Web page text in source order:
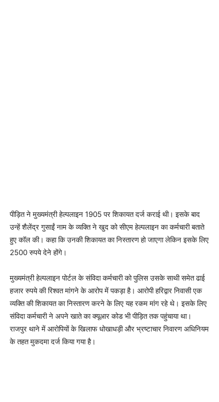
पीड़ित ने मुख्यमंत्री हेल्पलाइन 1905 पर शिकायत दर्ज कराई थी। इसके बाद
उन्हें शैलेंद्र गुसाईं नाम के व्यक्ति ने खुद को सीएम हेल्पलाइन का कर्मचारी बताते
हुए कॉल की। कहा कि उनकी शिकायत का निस्तारण हो जाएगा लेकिन इसके लिए
2500 रुपये देने होंगे।
मुख्यमंत्री हेल्पलाइन पोर्टल के संविदा कर्मचारी को पुलिस उसके साथी समेत ढाई
हजार रुपये की रिश्वत मांगने के आरोप में पकड़ा है। आरोपी हरिद्वार निवासी एक
व्यक्ति की शिकायत का निस्तारण करने के लिए यह रकम मांग रहे थे। इसके लिए
संविदा कर्मचारी ने अपने खाते का क्यूआर कोड भी पीड़ित तक पहुंचाया था।
राजपुर थाने में आरोपियों के खिलाफ धोखाधड़ी और भ्रष्टाचार निवारण अधिनियम
के तहत मुकदमा दर्ज किया गया है।